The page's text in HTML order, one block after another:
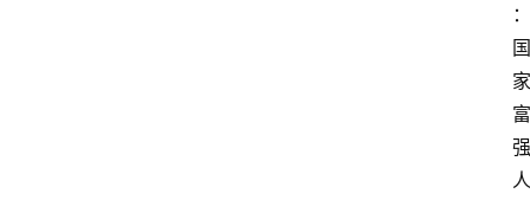
：
国
家
富
强
人